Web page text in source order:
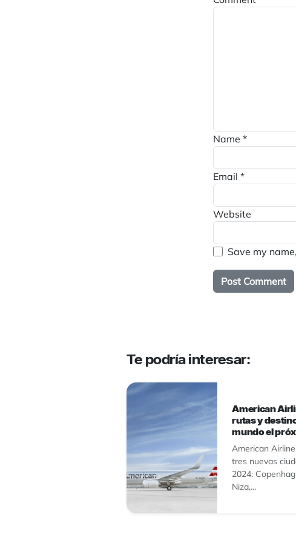
Name *
Email *
Website
Save my
Te podría interesar:
American
rutas y
mundo el
American
tres nuevas
2024:
Niza,...